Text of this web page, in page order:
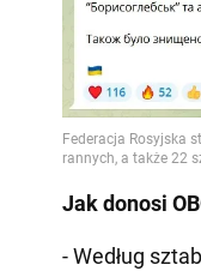
Jak donosi
- Według